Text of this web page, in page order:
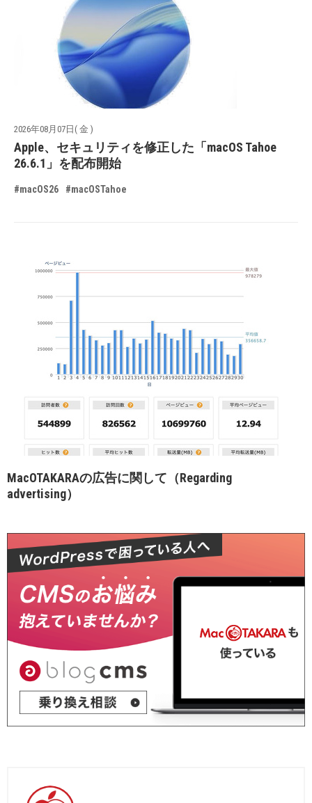
2026年08月07日( 金 )
Apple、セキュリティを修正した「macOS Tahoe
26.6.1」を配布開始
#macOS26 #macOSTahoe
MacOTAKARAの広告に関して（Regarding
advertising）